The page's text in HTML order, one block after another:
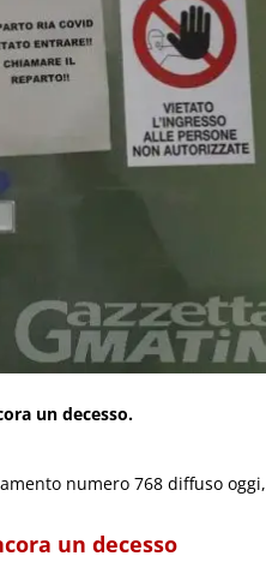
un decesso.
numero 768 diffuso oggi,
un decesso